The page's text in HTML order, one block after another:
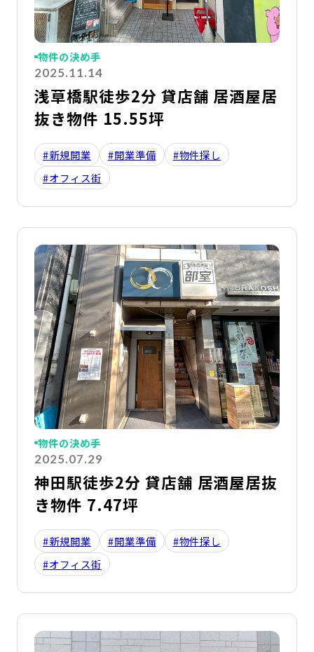
2025.11.14
物件の決め手
浅草橋駅徒歩2分 貸店舗 居酒屋居
抜き物件 15.55坪
#新規開業 #開業準備
#物件探し
#オフィス街
2025.07.29
物件の決め手
神田駅徒歩2分 貸店舗 居酒屋居抜
き物件 7.47坪
#新規開業 #開業準備
#物件探し
#オフィス街